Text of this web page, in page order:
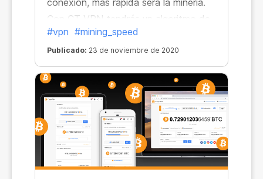
conexión, más rápida será la minería.
Con CT VPN tendrás un algoritmo de
protección de transferencia de datos
que garantiza la estabilidad de la
conexión desde cualquier parte del
mundo.
#vpn #mining_speed
Publicado: 23 de noviembre de 2020